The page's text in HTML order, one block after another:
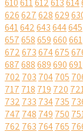
610611612613614
626627628629
641642643644645
657658659660661
672673674675
687688689690691
702 703 704705
717 718 719 720
732 733 734735
747 748 749 750
762 763 764765